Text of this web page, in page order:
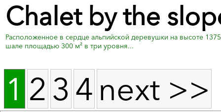
Chalet by the
Расположенное в сердце альпийской деревушки на высоте
шале площадью 300 м² в три уровня...
1 2 3 4 next >>